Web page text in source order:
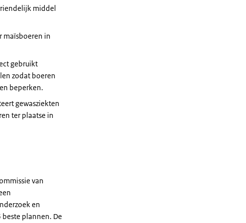
middel
maïsboeren in
gebruikt
zodat boeren
beperken.
gewasziekten
ter plaatse in
van
en
plannen. De